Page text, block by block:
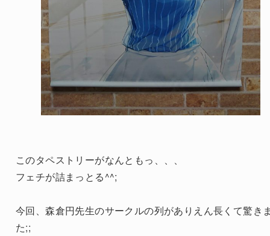
このタペストリーがなんともっ、、、
フェチが詰まっとる^^;
今回、森倉円先生のサークルの列がありえん長くて驚き
た;;